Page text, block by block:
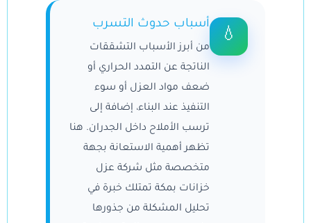
💧
أسباب حدوث التسرب
من أبرز الأسباب التشققات
الناتجة عن التمدد الحراري أو
ضعف مواد العزل أو سوء
التنفيذ عند البناء، إضافة إلى
ترسب الأملاح داخل الجدران. هنا
تظهر أهمية الاستعانة بجهة
متخصصة مثل شركة عزل
خزانات بمكة تمتلك خبرة في
تحليل المشكلة من جذورها